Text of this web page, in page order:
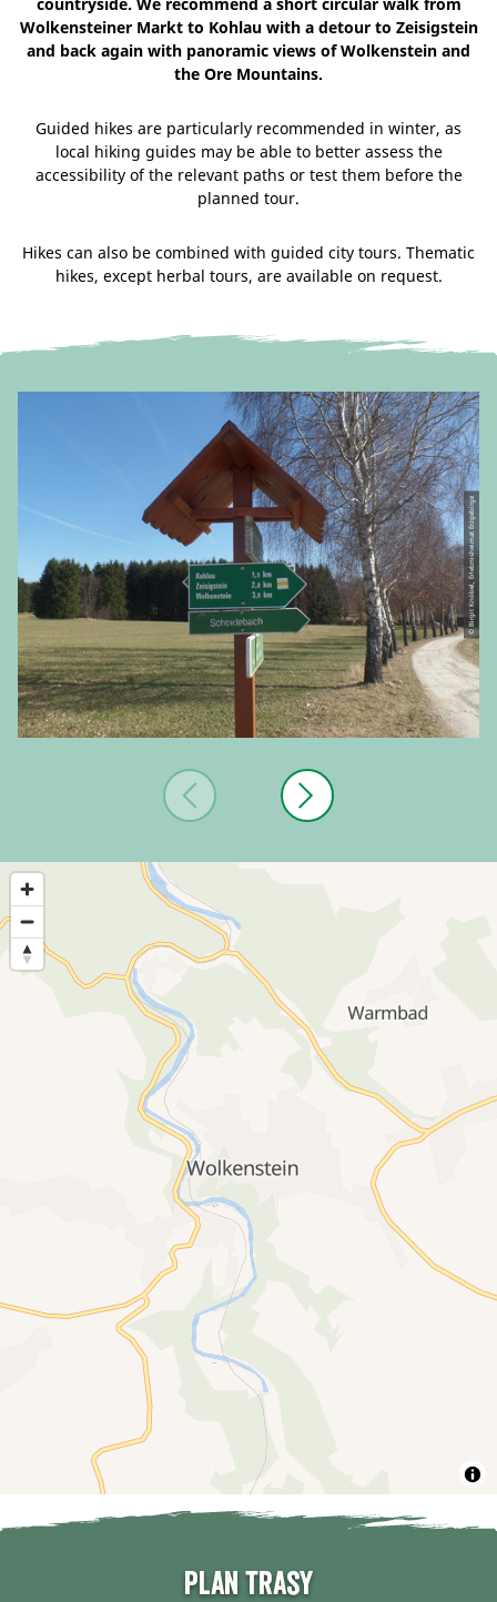
countryside. We recommend a short circular walk from
Wolkensteiner Markt to Kohlau with a detour to Zeisigstein
and back again with panoramic views of Wolkenstein and
the Ore Mountains.
Guided hikes are particularly recommended in winter, as
local hiking guides may be able to better assess the
accessibility of the relevant paths or test them before the
planned tour.
Hikes can also be combined with guided city tours. Thematic
hikes, except herbal tours, are available on request.
© Birgit Knöbel, Erlebnisheimat Erzgebirge
Plan trasy